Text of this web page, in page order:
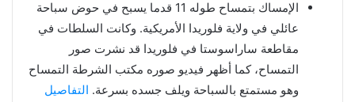
الإمساك بتمساح طوله 11 قدما يسبح في حوض سباحة
عائلي في ولاية فلوريدا الأمريكية. وكانت السلطات في
مقاطعة ساراسوستا في فلوريدا قد نشرت صور
التمساح، كما أظهر فيديو صوره مكتب الشرطة التمساح
وهو مستمتع بالسباحة ويلف جسده بسرعة. التفاصيل